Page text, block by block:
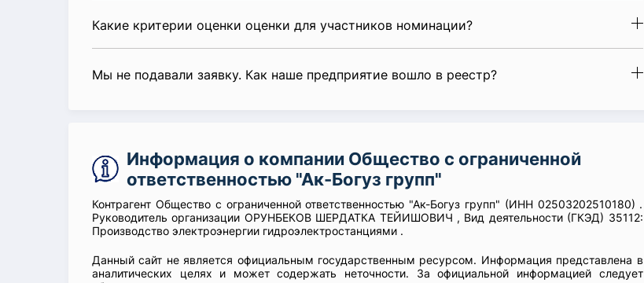
Какие критерии оценки оценки для участников номинации?
Мы не подавали заявку. Как наше предприятие вошло в реестр?
Информация о компании Общество с ограниченной
ответственностью "Ак-Богуз групп"
Контрагент Общество с ограниченной ответственностью "Ак-Богуз групп" (ИНН 02503202510180) .
Руководитель организации ОРУНБЕКОВ ШЕРДАТКА ТЕЙИШОВИЧ , Вид деятельности (ГКЭД) 35112:
Производство электроэнергии гидроэлектростанциями .
Данный сайт не является официальным государственным ресурсом. Информация представлена в
аналитических целях и может содержать неточности. За официальной информацией следует